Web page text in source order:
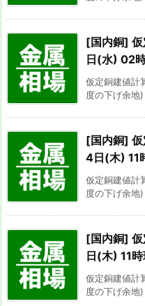
[国内銅]
日(水) 02
仮定銅建値計
度の下げ余地
[国内銅]
4日(木) 11
仮定銅建値計
度の下げ余地
[国内銅]
日(木) 11
仮定銅建値計
度の下げ余地